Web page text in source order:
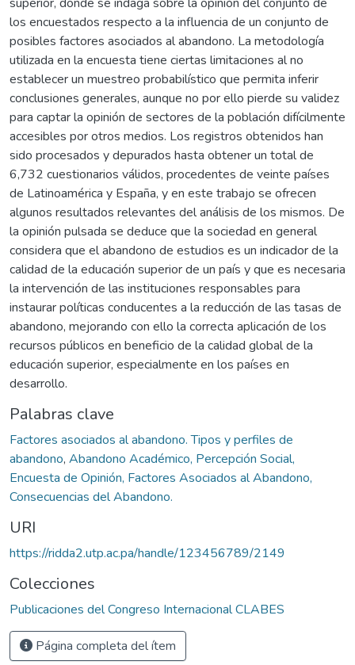
los encuestados respecto a la influencia de un conjunto de
posibles factores asociados al abandono. La metodología
utilizada en la encuesta tiene ciertas limitaciones al no
establecer un muestreo probabilístico que permita inferir
conclusiones generales, aunque no por ello pierde su validez
para captar la opinión de sectores de la población difícilmente
accesibles por otros medios. Los registros obtenidos han
sido procesados y depurados hasta obtener un total de
6,732 cuestionarios válidos, procedentes de veinte países
de Latinoamérica y España, y en este trabajo se ofrecen
algunos resultados relevantes del análisis de los mismos. De
la opinión pulsada se deduce que la sociedad en general
considera que el abandono de estudios es un indicador de la
calidad de la educación superior de un país y que es necesaria
la intervención de las instituciones responsables para
instaurar políticas conducentes a la reducción de las tasas de
abandono, mejorando con ello la correcta aplicación de los
recursos públicos en beneficio de la calidad global de la
educación superior, especialmente en los países en
desarrollo.
Palabras clave
Factores asociados al abandono. Tipos y perfiles de
abandono, Abandono Académico, Percepción Social,
Encuesta de Opinión, Factores Asociados al Abandono,
Consecuencias del Abandono.
URI
https://ridda2.utp.ac.pa/handle/123456789/2149
Colecciones
Publicaciones del Congreso Internacional CLABES
Página completa del ítem